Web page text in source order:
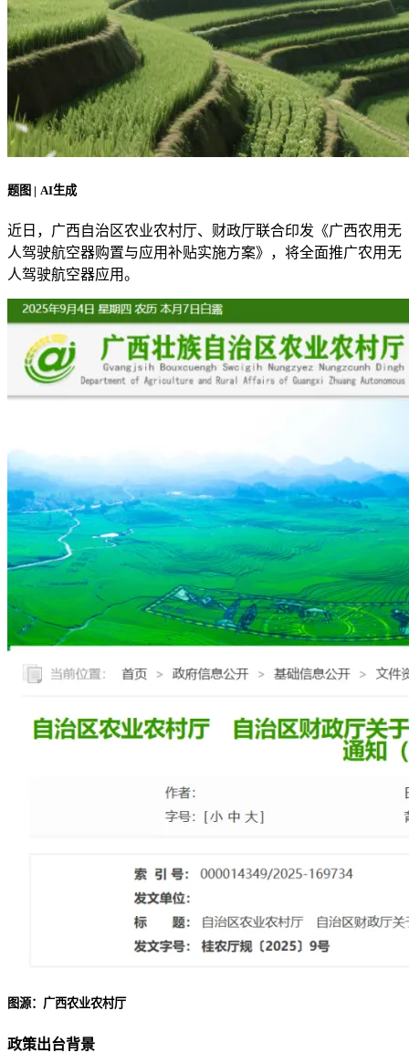
题图 | AI生成
近日，广西自治区农业农村厅、财政厅联合印发《广西农用无
人驾驶航空器购置与应用补贴实施方案》，将全面推广农用无
人驾驶航空器应用。
图源：广西农业农村厅
政策出台背景